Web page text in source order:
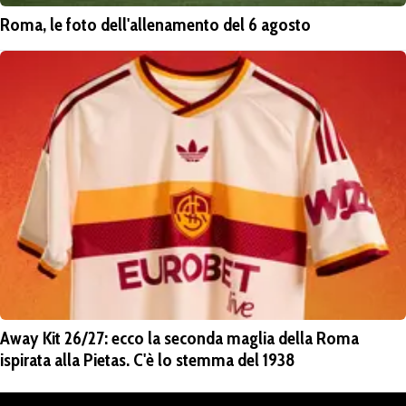
Roma, le foto dell'allenamento del 6 agosto
Away Kit 26/27: ecco la seconda maglia della Roma
ispirata alla Pietas. C'è lo stemma del 1938